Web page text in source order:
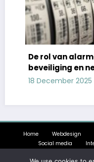
De rol van alarm-
beveiliging en
18 December 2025
Home Webdesign
Social media